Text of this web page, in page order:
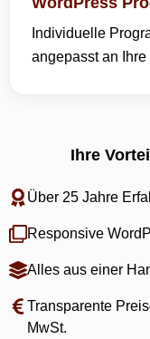
Individuelle
angepasst an Ihre
Ihre
Über 25 Jahre
Responsive
Alles aus einer
Transparente
MwSt.